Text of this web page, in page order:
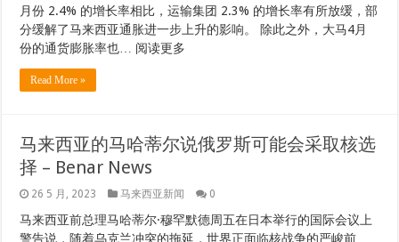
月份 2.4% 的增长率相比，运输集团 2.3% 的增长率有所放缓，部
分缓解了马来西亚通胀进一步上升的影响。 除此之外，大马4月
份的通货膨胀率也… 阅读更多
Read More »
马来西亚的马哈蒂尔说俄罗斯可能会采取核选
择 – Benar News
26 5 月, 2023 马来西亚新闻 0
马来西亚前总理马哈蒂尔·穆罕默德周五在日本举行的国际会议上
警告说，随着乌克兰冲突的拖延，世界正面临核战争的严峻前